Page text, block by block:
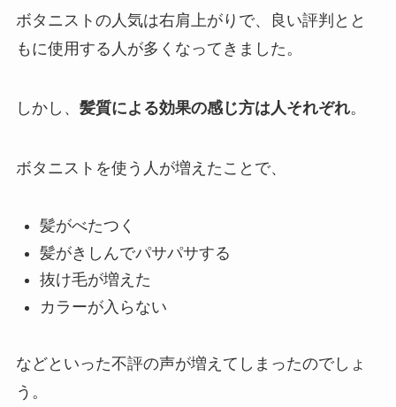
ボタニストの人気は右肩上がりで、良い評判とと
もに使用する人が多くなってきました。
しかし、 髪質による効果の感じ方は人それぞれ。
ボタニストを使う人が増えたことで、
髪がべたつく
髪がきしんでパサパサする
抜け毛が増えた
カラーが入らない
などといった不評の声が増えてしまったのでしょ
う。